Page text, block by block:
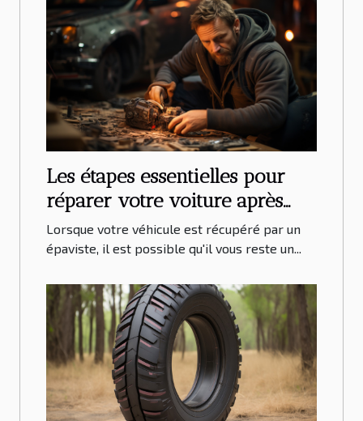
Les étapes essentielles pour
réparer votre voiture après
enlèvement par un épaviste
Lorsque votre véhicule est récupéré par un
épaviste, il est possible qu'il vous reste un...